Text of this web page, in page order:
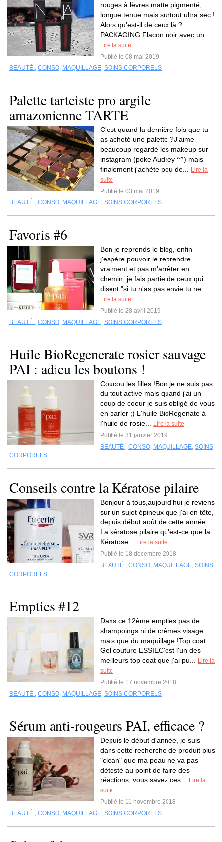
rouges à lèvres matte pigmenté,
longue tenue mais surtout ultra sec !
Alors qu'est-il de ceux là ?
PACKAGING Flacon noir avec un...
Lire la suite
Publié le 08 mai 2019
BEAUTÉ , CONSO, MAQUILLAGE, SOINS CORPORELS
Palette tarteiste pro argile
amazonienne TARTE
C'est quand la dernière fois que tu
as acheté une palette ?J'aime
beaucoup regardé les makeup sur
instagram (poke Audrey ^^) mais
finalement j'achète peu de...
Lire la
suite
Publié le 03 mai 2019
BEAUTÉ , CONSO, MAQUILLAGE, SOINS CORPORELS
Favoris #6
Bon je reprends le blog, enfin
j'espère pouvoir le reprendre
vraiment et pas m'arrêter en
chemin, je fais partie de ceux qui
disent "si tu n'as pas envie tu ne...
Lire la suite
Publié le 28 avril 2019
BEAUTÉ , CONSO, MAQUILLAGE, SOINS CORPORELS
Huile BioRegenerate rosier sauvage
PAI : adieu les boutons !
Coucou les filles !Bon je ne suis pas
du tout active mais quand j'ai un
coup de coeur je suis obligé de vous
en parler ;) L'huile BioRegenate à
l'huile de rosie...
Lire la suite
Publié le 31 janvier 2019
BEAUTÉ , CONSO, MAQUILLAGE, SOINS
CORPORELS
Conseils contre la Kératose pilaire
Bonjour à tous,aujourd'hui je reviens
sur un sujet épineux que j'ai en tête,
depuis début août de cette année :
La kératose pilaire.qu'est-ce que la
Kératose...
Lire la suite
Publié le 18 décembre 2018
BEAUTÉ , CONSO, MAQUILLAGE, SOINS
CORPORELS
Empties #12
Dans ce 12ème empties pas de
shampoings ni de crèmes visage
mais que du maquillage !Top coat
Gel couture ESSIEC'est l'un des
meilleurs top coat que j'ai pu...
Lire la
suite
Publié le 17 novembre 2018
BEAUTÉ , CONSO, MAQUILLAGE, SOINS CORPORELS
Sérum anti-rougeurs PAI, efficace ?
Depuis le début d'année, je suis
dans cette recherche de produit plus
"clean" que ma peau ne va pas
détesté au point de faire des
réactions, vous savez ces...
Lire la
suite
Publié le 11 novembre 2018
BEAUTÉ , CONSO, MAQUILLAGE, SOINS CORPORELS